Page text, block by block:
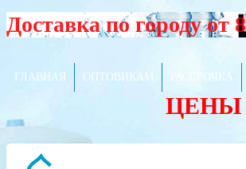
Доставка по городу от
ГЛАВНАЯ ОПТОВИКАМ РАССРОЧКА
ЦЕНЫ